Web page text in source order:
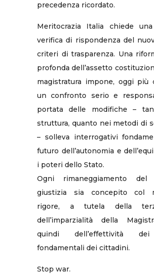
precedenza ricordato.
Meritocrazia Italia chiede
verifica di rispondenza del
criteri di trasparenza. Una
profonda dell’assetto
magistratura impone, oggi più
un confronto serio e
portata delle modifiche –
struttura, quanto nei metodi di
– solleva interrogativi
futuro dell’autonomia e
i poteri dello Stato.
Ogni rimaneggiamento del
giustizia sia concepito col
rigore, a tutela della
dell’imparzialità della
quindi dell’effettività
fondamentali dei cittadini.
Stop war.